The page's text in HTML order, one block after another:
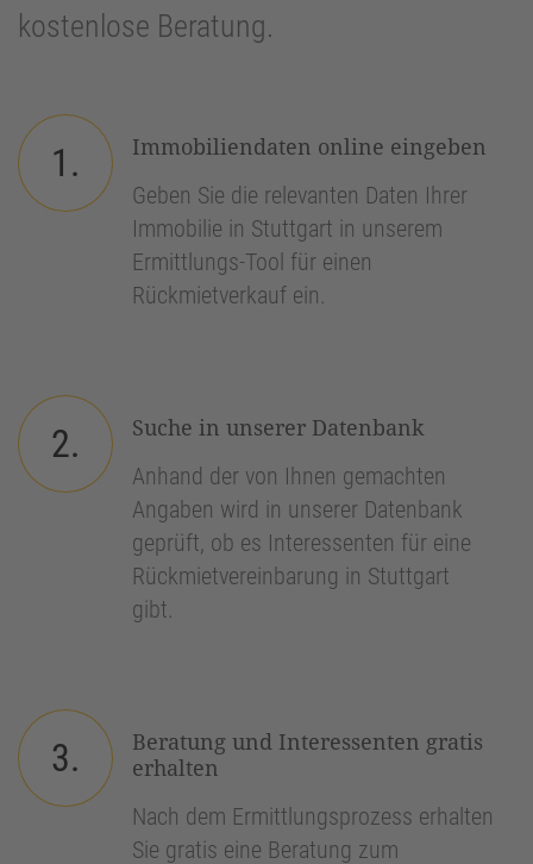
kostenlose Beratung.
1.
Immobiliendaten online eingeben
Geben Sie die relevanten Daten Ihrer
Immobilie in Stuttgart in unserem
Ermittlungs-Tool für einen
Rückmietverkauf ein.
2.
Suche in unserer Datenbank
Anhand der von Ihnen gemachten
Angaben wird in unserer Datenbank
geprüft, ob es Interessenten für eine
Rückmietvereinbarung in Stuttgart
gibt.
3.
Beratung und Interessenten gratis
erhalten
Nach dem Ermittlungsprozess erhalten
Sie gratis eine Beratung zum